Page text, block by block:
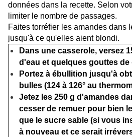
données dans la recette. Selon
limiter le nombre de passages.
Faites torréfier les amandes dans
jusqu'à ce qu'elles aient blondi.
Dans une casserole, versez
d'eau et quelques gouttes de
Portez à ébullition jusqu'à
bulles (124 à 126° au
Jetez les 250 g d'amandes
cesser de remuer pour bien
que le sucre sable (si vous
à nouveau et ce serait